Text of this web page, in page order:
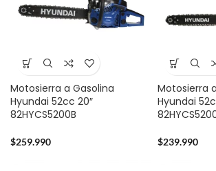
Motosierra a Gasolina
Hyundai 52cc 20″
82HYCS5200B
$259.990
Motosierra
Hyundai
$239.990